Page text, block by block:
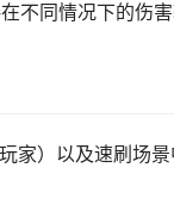
不同情况下的伤
家）以及速刷场